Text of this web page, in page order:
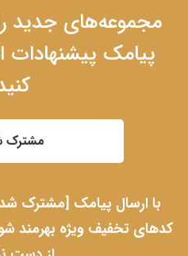
مجموعه‌های جدید
پیامک
مشترک
با ارسال پیامک [مشترک
کدهای تخفیف ویژه بهرمند